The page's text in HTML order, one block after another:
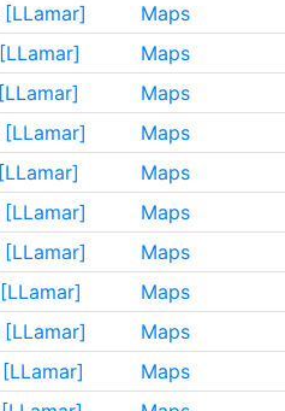
[LLamar] Maps
[LLamar] Maps
[LLamar] Maps
[LLamar] Maps
[LLamar] Maps
[LLamar] Maps
[LLamar] Maps
[LLamar] Maps
[LLamar] Maps
[LLamar] Maps